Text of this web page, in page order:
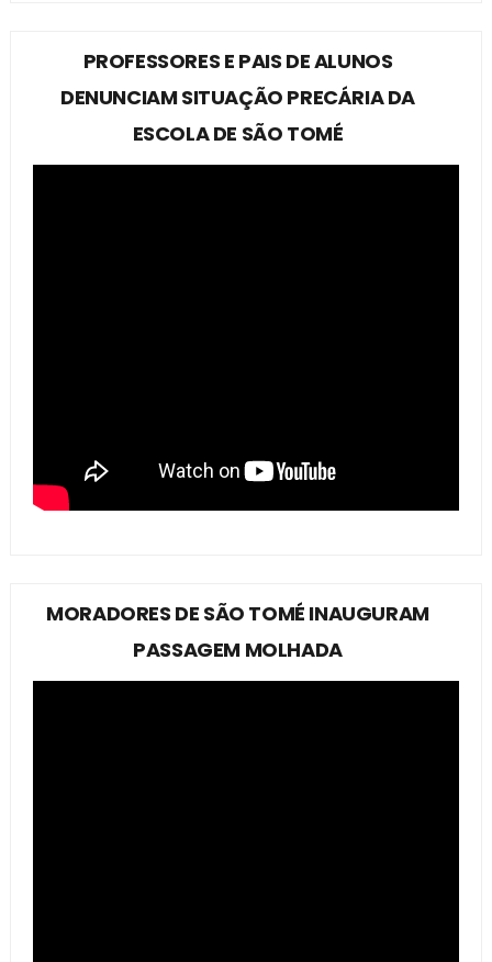
PROFESSORES E PAIS DE ALUNOS
DENUNCIAM SITUAÇÃO PRECÁRIA DA
ESCOLA DE SÃO TOMÉ
MORADORES DE SÃO TOMÉ INAUGURAM
PASSAGEM MOLHADA